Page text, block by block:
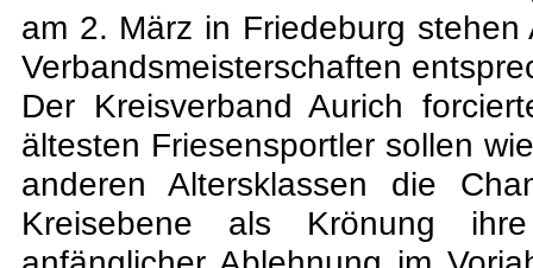
am 2. März in Friedeburg
Verbandsmeisterschaften
Der Kreisverband Aurich
ältesten Friesensportler sollen
anderen Altersklassen die
Kreisebene als Krönung